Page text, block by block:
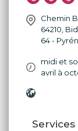
Chemin
64210
64 -
midi et
avril à
Services